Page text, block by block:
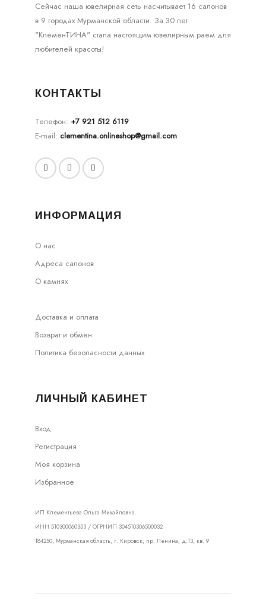
Сейчас наша ювелирная сеть насчитывает 16 салонов
в 9 городах Мурманской области. За 30 лет
"КлеменТИНА" стала настоящим ювелирным раем для
любителей красоты!
КОНТАКТЫ
Телефон: +7 921 512 6119
E-mail: clementina.onlineshop@gmail.com
ИНФОРМАЦИЯ
О нас
Адреса салонов
О камнях
Доставка и оплата
Возврат и обмен
Политика безопасности данных
ЛИЧНЫЙ КАБИНЕТ
Вход
Регистрация
Моя корзина
Избранное
ИП Клементьева Ольга Михайловна.
ИНН 510300060353 / ОГРНИП 304510306500032
184250, Мурманская область, г. Кировск, пр. Ленина, д.13, кв. 9